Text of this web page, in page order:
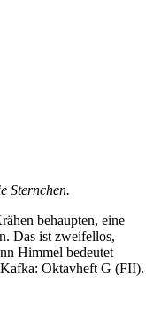
Sternchen.
behaupten, eine
Das ist zweifellos,
Himmel bedeutet
Oktavheft G (FII).